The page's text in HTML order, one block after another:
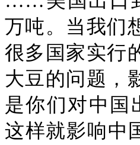
万吨。当我们
很多国家实行
大豆的问题，
是你们对中国
这样就影响中